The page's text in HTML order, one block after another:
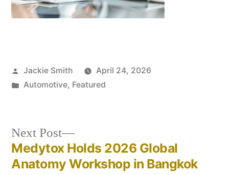
Posted
by
Jackie Smith
April 24, 2026
Posted
Automotive, Featured
Post
Next Post
Next
post:
Medytox Holds 2026 Global
Anatomy Workshop in Bangkok